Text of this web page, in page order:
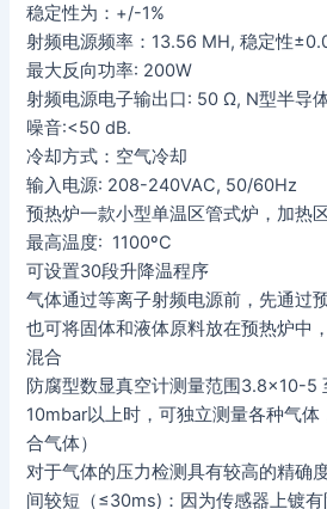
稳定性为：+/-1%
射频电源频率：13.56 MH, 稳定性
最大反向功率: 200W
射频电源电子输出口: 50 Ω, N型半导
噪音:<50 dB.
冷却方式：空气冷却
输入电源: 208-240VAC, 50/60Hz
预热炉一款小型单温区管式炉，加热
最高温度: 1100ºC
可设置30段升降温程序
气体通过等离子射频电源前，先通过
也可将固体和液体原料放在预热炉中
混合
防腐型数显真空计测量范围3.8×10-5
10mbar以上时，可独立测量各种气
合气体）
对于气体的压力检测具有较高的精确
间较短（≤30ms)：因为传感器上镀